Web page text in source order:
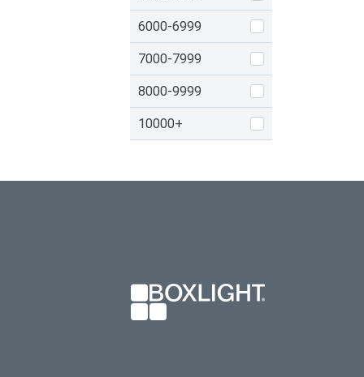
6000-6999
7000-7999
8000-9999
10000+